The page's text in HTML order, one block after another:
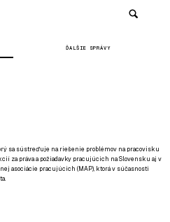
ĎALŠIE SPRÁVY
sa sústreďuje na riešenie problémov na pracovisku
za práva a požiadavky pracujúcich na Slovensku aj v
asociácie pracujúcich (MAP), ktorá v súčasnosti